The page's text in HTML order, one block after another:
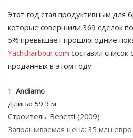
Этот год стал продуктивным для
которые совершили 369 сделок
5% превышает прошлогодние
Yachtharbour.com составил
проданных в этом году.
1. Andiamo
Длина: 59,3 м
Строитель: Benetti (2009)
Запрашиваемая цена: 35 млн евро